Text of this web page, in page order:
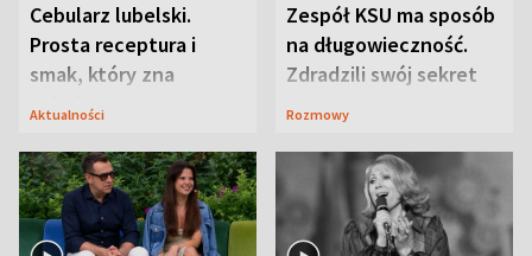
Cebularz lubelski.
Prosta receptura i
smak, który zna
Lubelszczyzna
Aktualności
Zespół KSU ma sposób
na długowieczność.
Zdradzili swój sekret
Rozmowy